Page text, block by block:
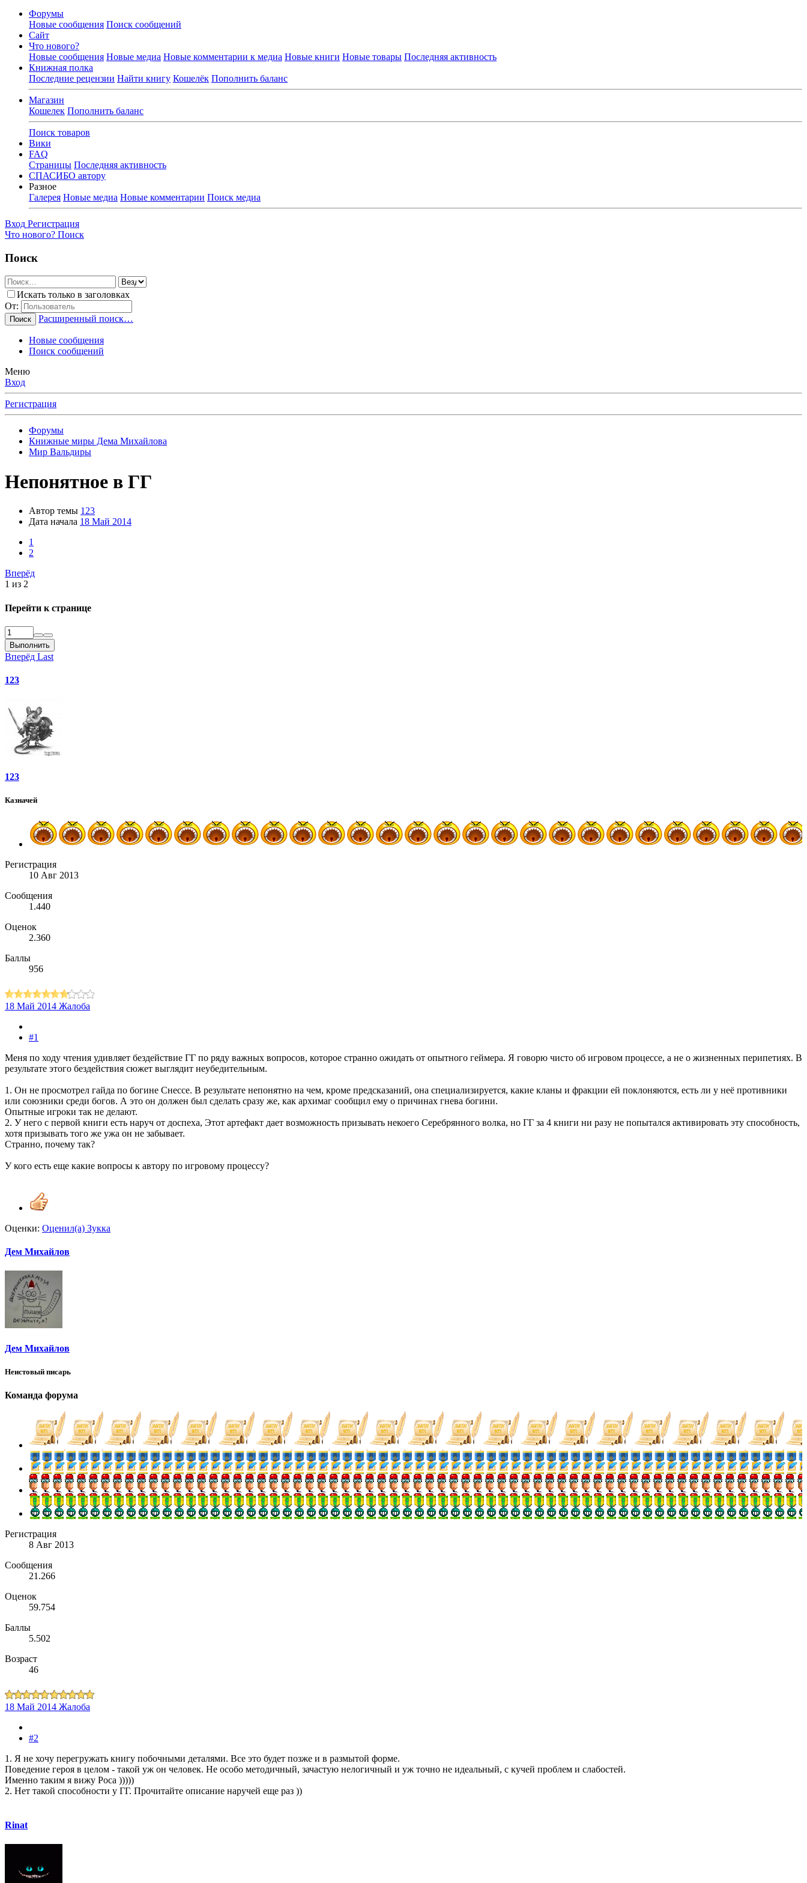
Форумы
Новые сообщения Поиск сообщений
Сайт
Что нового?
Новые сообщения Новые медиа Новые комментарии к медиа Новые книги Новые товары Последняя активность
Книжная полка
Последние рецензии Найти книгу Кошелёк Пополнить баланс
Магазин
Кошелек Пополнить баланс
Поиск товаров
Вики
FAQ
Страницы Последняя активность
СПАСИБО автору
Разное
Галерея Новые медиа Новые комментарии Поиск медиа
Вход Регистрация
Что нового? Поиск
Поиск
Искать только в заголовках
От:
Поиск Расширенный поиск…
Новые сообщения
Поиск сообщений
Меню
Вход
Регистрация
Форумы
Книжные миры Дема Михайлова
Мир Вальдиры
Непонятное в ГГ
Автор темы 123
Дата начала 18 Май 2014
1
2
Вперёд
1 из 2
Перейти к странице
Выполнить
Вперёд Last
123
123
Казначей
Регистрация
10 Авг 2013
Сообщения
1.440
Оценок
2.360
Баллы
956
18 Май 2014 Жалоба
#1
Меня по ходу чтения удивляет бездействие ГГ по ряду важных вопросов, которое странно ожидать от опытного геймера. Я говорю чисто об игровом процессе, а не о жизненных перипетиях. В
результате этого бездействия сюжет выглядит неубедительным.
1. Он не просмотрел гайда по богине Снессе. В результате непонятно на чем, кроме предсказаний, она специализируется, какие кланы и фракции ей поклоняются, есть ли у неё противники
или союзники среди богов. А это он должен был сделать сразу же, как архимаг сообщил ему о причинах гнева богини.
Опытные игроки так не делают.
2. У него с первой книги есть наруч от доспеха, Этот артефакт дает возможность призывать некоего Серебрянного волка, но ГГ за 4 книги ни разу не попытался активировать эту способность,
хотя призывать того же ужа он не забывает.
Странно, почему так?
У кого есть еще какие вопросы к автору по игровому процессу?
Оценки: Оценил(а) Зукка
Дем Михайлов
Дем Михайлов
Неистовый писарь
Команда форума
Регистрация
8 Авг 2013
Сообщения
21.266
Оценок
59.754
Баллы
5.502
Возраст
46
18 Май 2014 Жалоба
#2
1. Я не хочу перегружать книгу побочными деталями. Все это будет позже и в размытой форме.
Поведение героя в целом - такой уж он человек. Не особо методичный, зачастую нелогичный и уж точно не идеальный, с кучей проблем и слабостей.
Именно таким я вижу Роса )))))
2. Нет такой способности у ГГ. Прочитайте описание наручей еще раз ))
Rinat